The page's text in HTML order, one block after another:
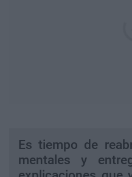
Es tiempo de
mentales y